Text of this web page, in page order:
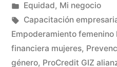
Equidad, Mi negocio
Capacitación
Empoderamiento femenino
financiera mujeres,
género, ProCredit GIZ